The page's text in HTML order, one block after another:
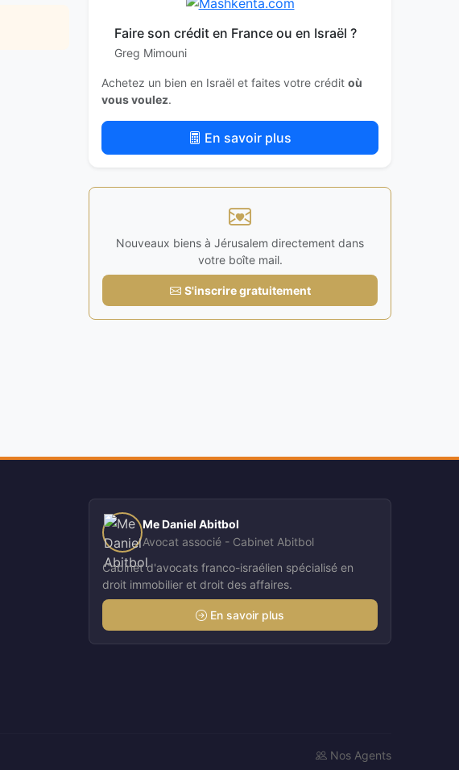
Faire son crédit en France ou en Israël ?
Greg Mimouni
Achetez un bien en Israël et faites votre crédit où
vous voulez.
En savoir plus
Nouveaux biens à Jérusalem directement dans
votre boîte mail.
S'inscrire gratuitement
Me Daniel Abitbol
Avocat associé - Cabinet Abitbol
Cabinet d'avocats franco-israélien spécialisé en
droit immobilier et droit des affaires.
En savoir plus
Nos Agents